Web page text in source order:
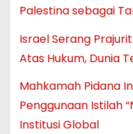
Palestina sebagai
Israel Serang
Atas Hukum, Dunia
Mahkamah Pidana
Penggunaan Istilah
Institusi Global